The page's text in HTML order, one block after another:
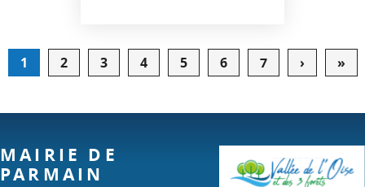
Pagination
1 2 3 4 5 6 7 ›Page
suivante
»
MAIRIE DE
PARMAIN